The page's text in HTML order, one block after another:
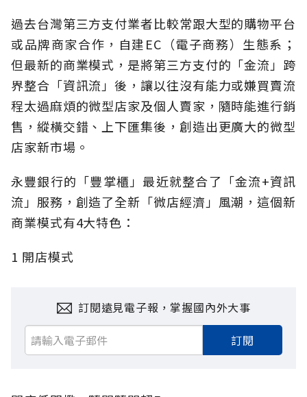
過去台灣第三方支付業者比較常跟大型的購物平台
或品牌商家合作，自建EC（電子商務）生態系；
但最新的商業模式，是將第三方支付的「金流」跨
界整合「資訊流」後，讓以往沒有能力或嫌買賣流
程太過麻煩的微型店家及個人賣家，隨時能進行銷
售，縱橫交錯、上下匯集後，創造出更廣大的微型
店家新市場。
永豐銀行的「豐掌櫃」最近就整合了「金流+資訊
流」服務，創造了全新「微店經濟」風潮，這個新
商業模式有4大特色：
1 開店模式
訂閱遠見電子報，掌握國內外大事
訂閱